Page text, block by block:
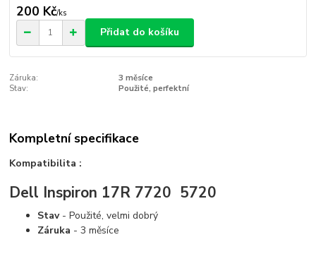
200 Kč/ks
Přidat do košíku
Záruka:
3 měsíce
Stav:
Použité, perfektní
Kompletní specifikace
Kompatibilita :
Dell Inspiron 17R 7720 5720
Stav - Použité, velmi dobrý
Záruka - 3 měsíce